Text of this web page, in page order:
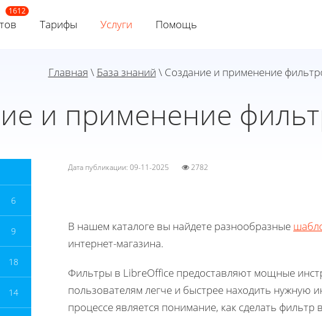
Тарифы Услуги Помощь
Главная \ База знаний \ Создание и применение
и применение
6
9
18
14
Дата публикации: 09-11-2025 2782
В нашем каталоге вы найдете разнообразные
интернет-магазина.
Фильтры в LibreOffice предоставляют мощные
пользователям легче и быстрее находить
процессе является понимание, как сделать